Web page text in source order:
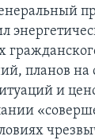
планов на
и